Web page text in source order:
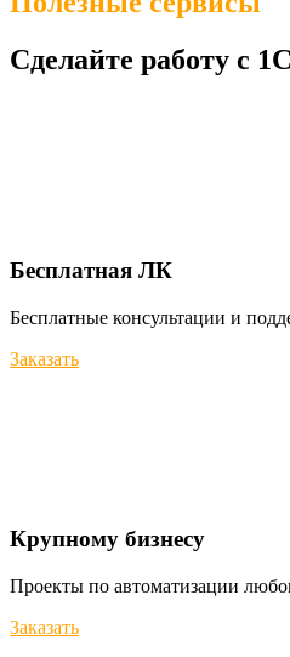
Сделайте работу с
Бесплатная ЛК
Бесплатные консультации и
Заказать
Крупному бизнесу
Проекты по автоматизации
Заказать